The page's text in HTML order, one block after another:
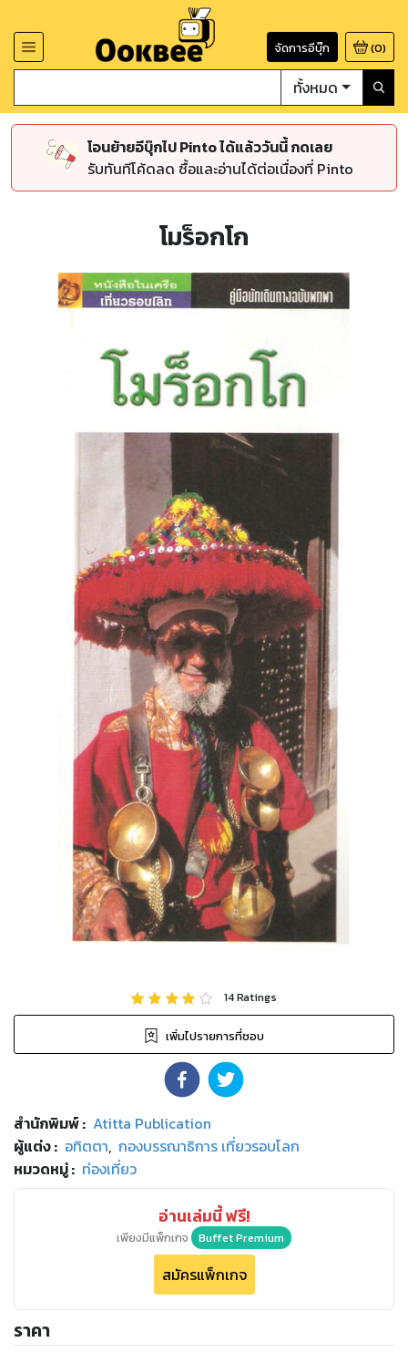
จัดการอีบุ๊ก (0)
ทั้งหมด
โอนย้ายอีบุ๊กไป Pinto ได้แล้ววันนี้ กดเลย
รับทันทีโค้ดลด ซื้อและอ่านได้ต่อเนื่องที่ Pinto
โมร็อกโก
14Ratings
เพิ่มไปรายการที่ชอบ
สำนักพิมพ์: Atitta Publication
ผู้แต่ง : อทิตตา, กองบรรณาธิการ เที่ยวรอบโลก
หมวดหมู่: ท่องเที่ยว
อ่านเล่มนี้ ฟรี!
เพียงมีแพ็กเกจ Buffet Premium
สมัครแพ็กเกจ
ราคา